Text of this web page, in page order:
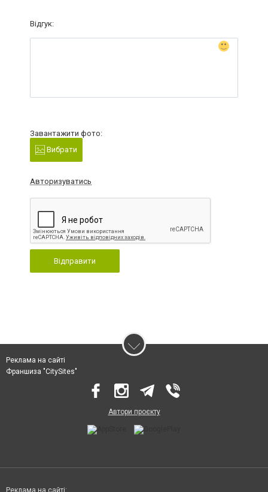
Відгук:
Завантажити фото:
Вибрати
Авторизуватись
Відправити
Реклама на сайті
Франшиза "CitySites"
Автори проєкту
Реклама на сайті: